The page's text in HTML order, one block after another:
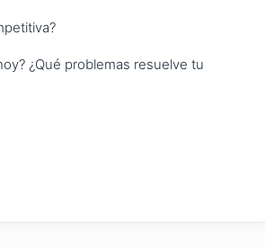
¿Qué problemas resuelve tu